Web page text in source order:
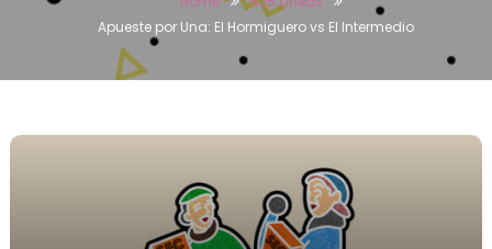
Apueste por Una: El Hormiguero vs El Intermedio